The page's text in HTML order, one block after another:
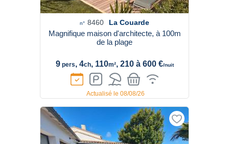
n° 8460 La Couarde
Magnifique maison d'architecte, à 100m
de la plage
9pers, 4ch, 110m², 210 à 600 €/nuit
Actualisé le 08/08/26